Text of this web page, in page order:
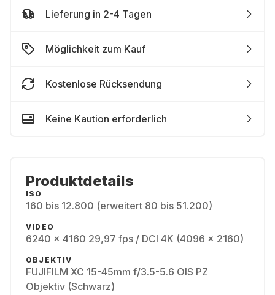
Lieferung in 2-4 Tagen
Möglichkeit zum Kauf
Kostenlose Rücksendung
Keine Kaution erforderlich
Produktdetails
ISO
160 bis 12.800 (erweitert 80 bis 51.200)
VIDEO
6240 x 4160 29,97 fps / DCI 4K (4096 x 2160)
OBJEKTIV
FUJIFILM XC 15-45mm f/3.5-5.6 OIS PZ
Objektiv (Schwarz)